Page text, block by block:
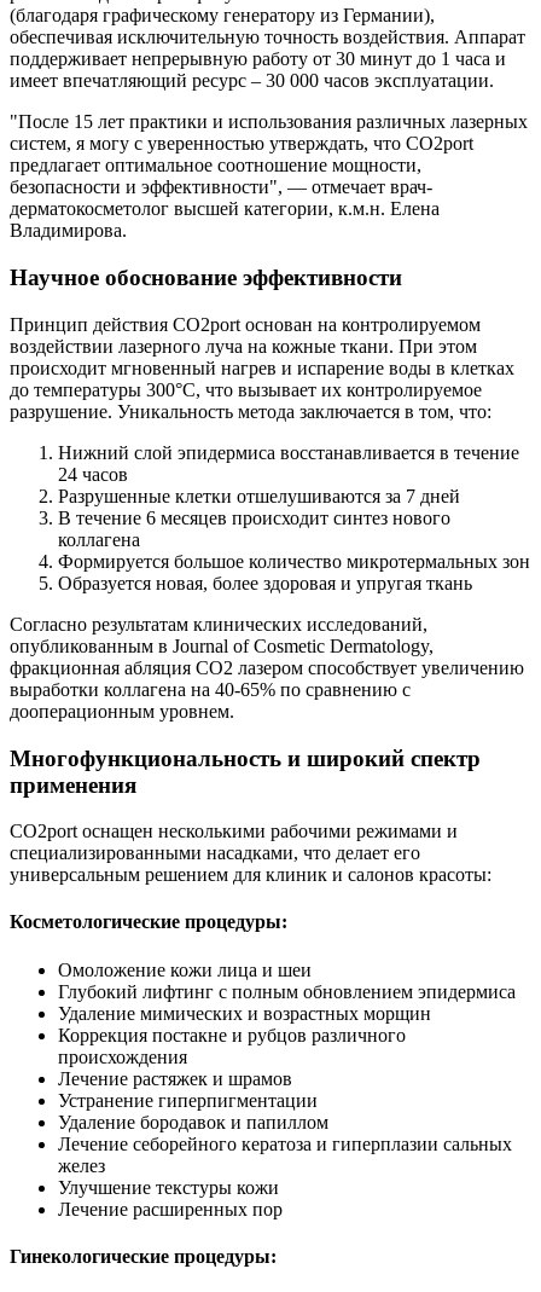
(благодаря графическому генератору из Германии),
обеспечивая исключительную точность воздействия. Аппарат
поддерживает непрерывную работу от 30 минут до 1 часа и
имеет впечатляющий ресурс – 30 000 часов эксплуатации.
"После 15 лет практики и использования различных лазерных
систем, я могу с уверенностью утверждать, что CO2port
предлагает оптимальное соотношение мощности,
безопасности и эффективности", — отмечает врач-
дерматокосметолог высшей категории, к.м.н. Елена
Владимирова.
Научное обоснование эффективности
Принцип действия CO2port основан на контролируемом
воздействии лазерного луча на кожные ткани. При этом
происходит мгновенный нагрев и испарение воды в клетках
до температуры 300°C, что вызывает их контролируемое
разрушение. Уникальность метода заключается в том, что:
Нижний слой эпидермиса восстанавливается в течение
24 часов
Разрушенные клетки отшелушиваются за 7 дней
В течение 6 месяцев происходит синтез нового
коллагена
Формируется большое количество микротермальных зон
Образуется новая, более здоровая и упругая ткань
Согласно результатам клинических исследований,
опубликованным в Journal of Cosmetic Dermatology,
фракционная абляция CO2 лазером способствует увеличению
выработки коллагена на 40-65% по сравнению с
дооперационным уровнем.
Многофункциональность и широкий спектр
применения
CO2port оснащен несколькими рабочими режимами и
специализированными насадками, что делает его
универсальным решением для клиник и салонов красоты:
Косметологические процедуры:
Омоложение кожи лица и шеи
Глубокий лифтинг с полным обновлением эпидермиса
Удаление мимических и возрастных морщин
Коррекция постакне и рубцов различного
происхождения
Лечение растяжек и шрамов
Устранение гиперпигментации
Удаление бородавок и папиллом
Лечение себорейного кератоза и гиперплазии сальных
желез
Улучшение текстуры кожи
Лечение расширенных пор
Гинекологические процедуры: